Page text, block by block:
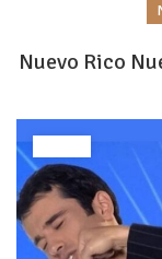
Nuevo Rico